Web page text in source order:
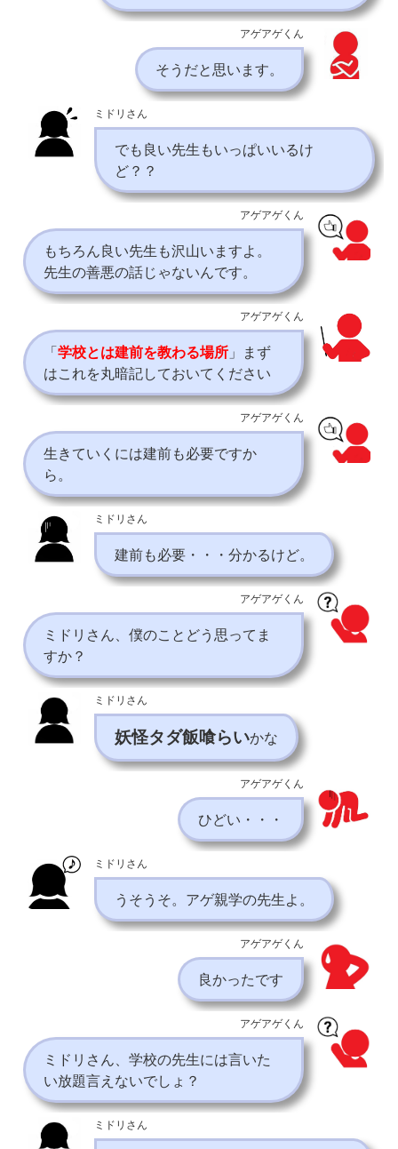
アゲアゲくん
そうだと思います。
ミドリさん
でも良い先生もいっぱいいるけ
ど？？
アゲアゲくん
もちろん良い先生も沢山いますよ。
先生の善悪の話じゃないんです。
アゲアゲくん
「学校とは建前を教わる場所 」まず
はこれを丸暗記しておいてください
アゲアゲくん
生きていくには建前も必要ですか
ら。
ミドリさん
建前も必要・・・分かるけど。
アゲアゲくん
ミドリさん、僕のことどう思ってま
すか？
ミドリさん
妖怪タダ飯喰らいかな
アゲアゲくん
ひどい・・・
ミドリさん
うそうそ。アゲ親学の先生よ。
アゲアゲくん
良かったです
アゲアゲくん
ミドリさん、学校の先生には言いた
い放題言えないでしょ？
ミドリさん